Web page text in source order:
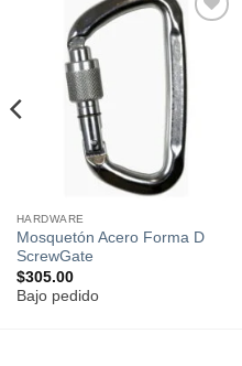
Añadir
lista de
deseos
HARDWARE
Mosquetón Acero Forma D
ScrewGate
$305.00
Bajo pedido